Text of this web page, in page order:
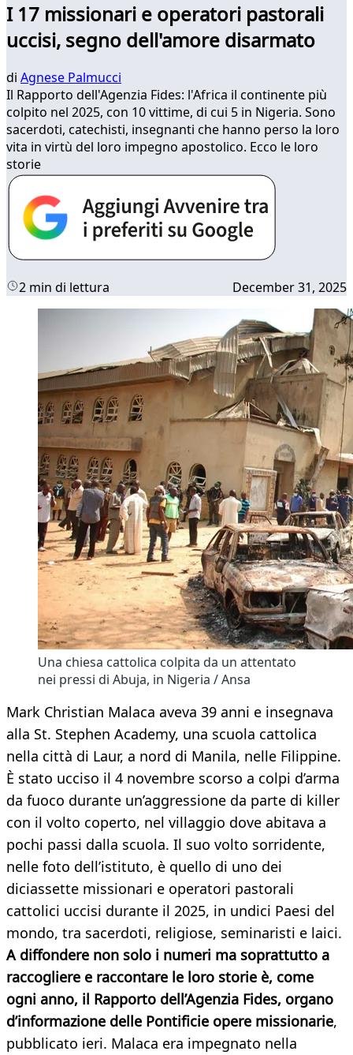
I 17 missionari e operatori pastorali
uccisi, segno dell'amore disarmato
di Agnese Palmucci
Il Rapporto dell'Agenzia Fides: l'Africa il continente più
colpito nel 2025, con 10 vittime, di cui 5 in Nigeria. Sono
sacerdoti, catechisti, insegnanti che hanno perso la loro
vita in virtù del loro impegno apostolico. Ecco le loro
storie
2 min di lettura December 31, 2025
Una chiesa cattolica colpita da un attentato
nei pressi di Abuja, in Nigeria / Ansa
Mark Christian Malaca aveva 39 anni e insegnava
alla St. Stephen Academy, una scuola cattolica
nella città di Laur, a nord di Manila, nelle Filippine.
È stato ucciso il 4 novembre scorso a colpi d’arma
da fuoco durante un’aggressione da parte di killer
con il volto coperto, nel villaggio dove abitava a
pochi passi dalla scuola. Il suo volto sorridente,
nelle foto dell’istituto, è quello di uno dei
diciassette missionari e operatori pastorali
cattolici uccisi durante il 2025, in undici Paesi del
mondo, tra sacerdoti, religiose, seminaristi e laici.
A diffondere non solo i numeri ma soprattutto a
raccogliere e raccontare le loro storie è, come
ogni anno, il Rapporto dell’Agenzia Fides, organo
d’informazione delle Pontificie opere missionarie,
pubblicato ieri. Malaca era impegnato nella